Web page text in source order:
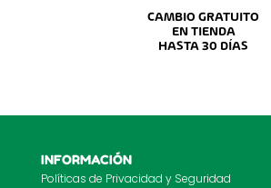
CAMBIO GRATUITO
EN TIENDA
HASTA 30 DÍAS
INFORMACIÓN
Políticas de Privacidad y Seguridad